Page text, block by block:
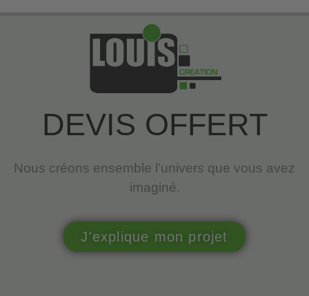
DEVIS OFFERT
Nous créons ensemble l’univers que vous avez
imaginé.
J'explique mon projet